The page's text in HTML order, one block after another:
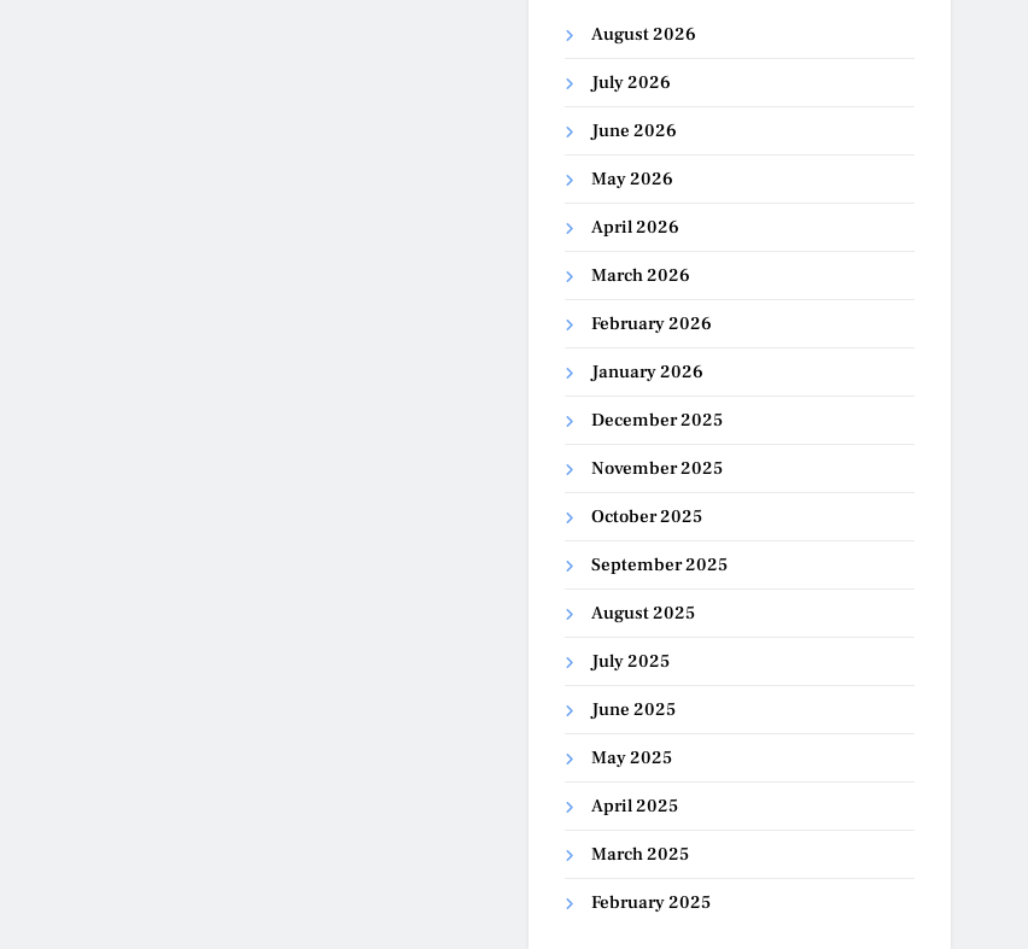
August 2026
July 2026
June 2026
May 2026
April 2026
March 2026
February 2026
January 2026
December 2025
November 2025
October 2025
September 2025
August 2025
July 2025
June 2025
May 2025
April 2025
March 2025
February 2025